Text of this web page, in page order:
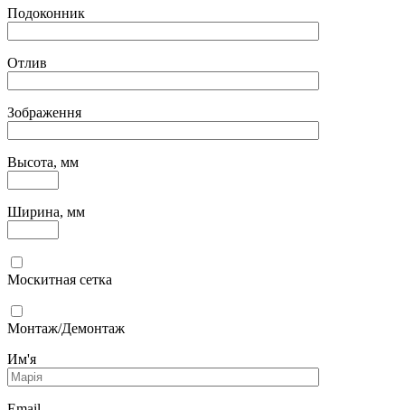
Подоконник
Отлив
Зображення
Высота, мм
Ширина, мм
Москитная сетка
Монтаж/Демонтаж
Им'я